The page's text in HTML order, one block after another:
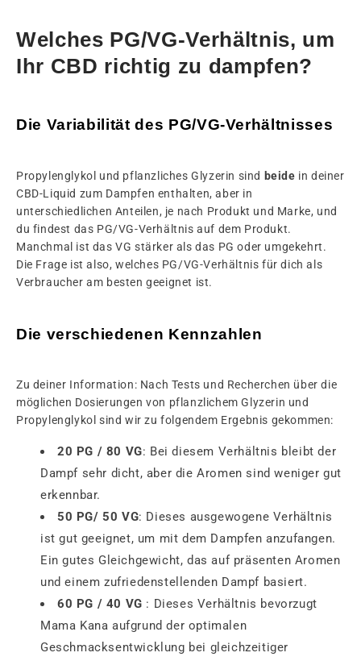
Welches PG/VG-Verhältnis, um
Ihr CBD richtig zu dampfen?
Die Variabilität des PG/VG-Verhältnisses
Propylenglykol und pflanzliches Glyzerin sind beide in deiner
CBD-Liquid zum Dampfen enthalten, aber in
unterschiedlichen Anteilen, je nach Produkt und Marke, und
du findest das PG/VG-Verhältnis auf dem Produkt.
Manchmal ist das VG stärker als das PG oder umgekehrt.
Die Frage ist also, welches PG/VG-Verhältnis für dich als
Verbraucher am besten geeignet ist.
Die verschiedenen Kennzahlen
Zu deiner Information: Nach Tests und Recherchen über die
möglichen Dosierungen von pflanzlichem Glyzerin und
Propylenglykol sind wir zu folgendem Ergebnis gekommen:
20 PG / 80 VG: Bei diesem Verhältnis bleibt der
Dampf sehr dicht, aber die Aromen sind weniger gut
erkennbar.
50 PG/ 50 VG: Dieses ausgewogene Verhältnis
ist gut geeignet, um mit dem Dampfen anzufangen.
Ein gutes Gleichgewicht, das auf präsenten Aromen
und einem zufriedenstellenden Dampf basiert.
60 PG / 40 VG : Dieses Verhältnis bevorzugt
Mama Kana aufgrund der optimalen
Geschmacksentwicklung bei gleichzeitiger